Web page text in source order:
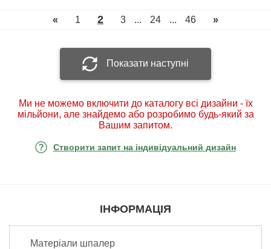
« 1 2 3 ... 24 ... 46 »
Показати наступні
Ми не можемо включити до каталогу всі дизайни - їх
мільйони, але знайдемо або розробимо будь-який за
Вашим запитом.
Створити запит на індивідуальний дизайн
ІНФОРМАЦІЯ
Матеріали шпалер